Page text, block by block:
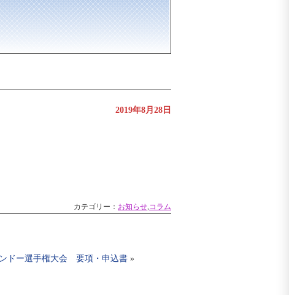
2019年8月28日
カテゴリー： お知らせ,コラム
ドー選手権大会 要項・申込書 »